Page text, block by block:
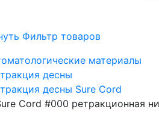
Фильтр товаров
материалы
десны
десны Sure Cord
Cord #000 ретракционная